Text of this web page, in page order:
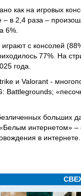
как на игровых
в 2,4 раза –
6%.
играют с консолей
77%. На
года.
и Valorant -
Battlegrounds;
больших
интернетом»
в интернете.